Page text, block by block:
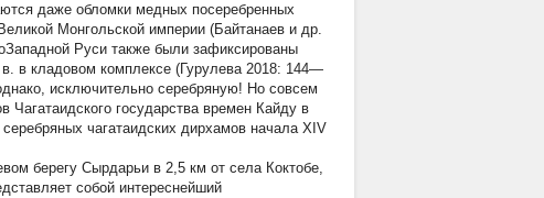
даже обломки медных посеребренных
Монгольской империи (Байтанаев и др.
Руси также были зафиксированы
в кладовом комплексе (Гурулева 2018: 144—
исключительно серебряную! Но совсем
государства времен Кайду в
чагатаидских дирхамов начала XIV
берегу Сырдарьи в 2,5 км от села Коктобе,
собой интереснейший